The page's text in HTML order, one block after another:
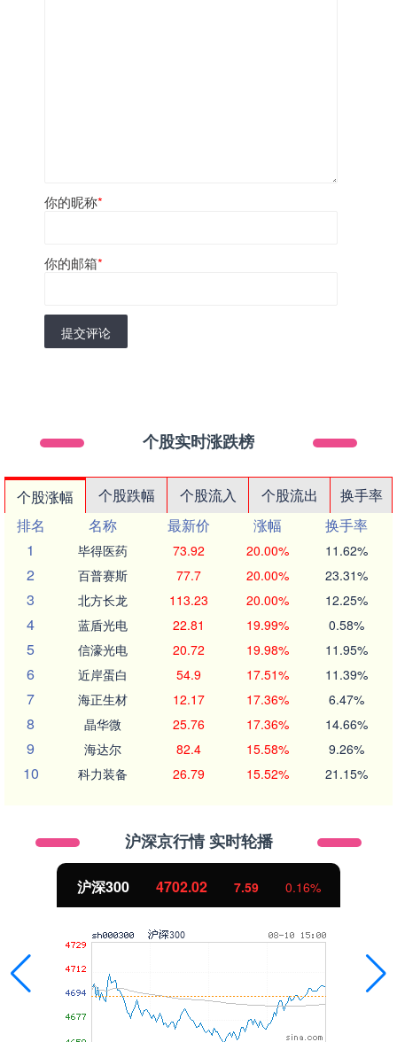
你的昵称*
你的邮箱*
提交评论
个股实时涨跌榜
个股涨幅 个股跌幅 个股流入 个股流出
换手率
排名
名称 最新价 涨幅
换手率
1
毕得医药 73.92 20.00% 11.62%
2 百普赛斯 77.7 20.00% 23.31%
3 北方长龙 113.23 20.00% 12.25%
4 蓝盾光电 22.81 19.99% 0.58%
5 信濠光电 20.72 19.98% 11.95%
6 近岸蛋白 54.9 17.51% 11.39%
7 海正生材 12.17 17.36% 6.47%
8 晶华微 25.76 17.36% 14.66%
9 海达尔 82.4 15.58% 9.26%
10 科力装备 26.79 15.52% 21.15%
沪深京行情 实时轮播
北证50 1122.88 -11.37 -1.00%